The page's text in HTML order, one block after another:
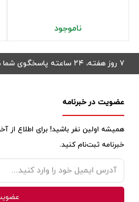
ناموجود
۷ روز هفته، ۲۴ ساعته پاسخگوی شما هستیم
عضویت در خبرنامه
همیشه اولین نفر باشید! برای اطلاع از
خبرنامه ثبت‌نام کنید.